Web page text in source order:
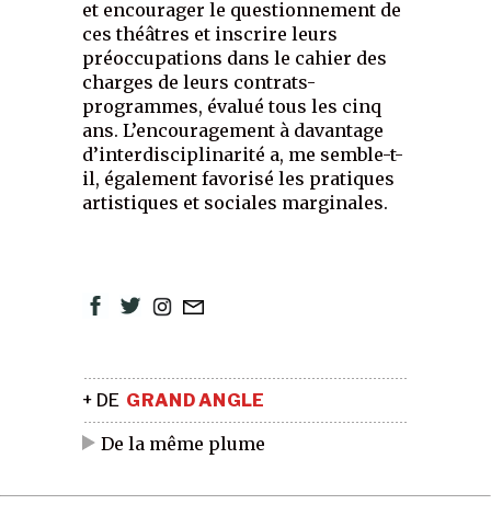
et encourager le questionnement de
ces théâtres et inscrire leurs
préoccupations dans le cahier des
charges de leurs contrats-
programmes, évalué tous les cinq
ans. L’encouragement à davantage
d’interdisciplinarité a, me semble-t-
il, également favorisé les pratiques
artistiques et sociales marginales.
+ DE GRAND ANGLE
De la même plume